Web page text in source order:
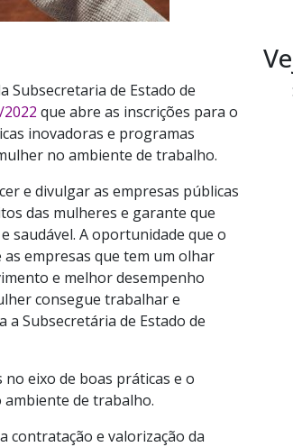
Subsecretaria de Estado de
/2022 que abre as inscrições para o
inovadoras e programas
no ambiente de trabalho.
e divulgar as empresas públicas
das mulheres e garante que
saudável. A oportunidade que o
empresas que tem um olhar
e melhor desempenho
consegue trabalhar e
Subsecretária de Estado de
eixo de boas práticas e o
de trabalho.
contratação e valorização da